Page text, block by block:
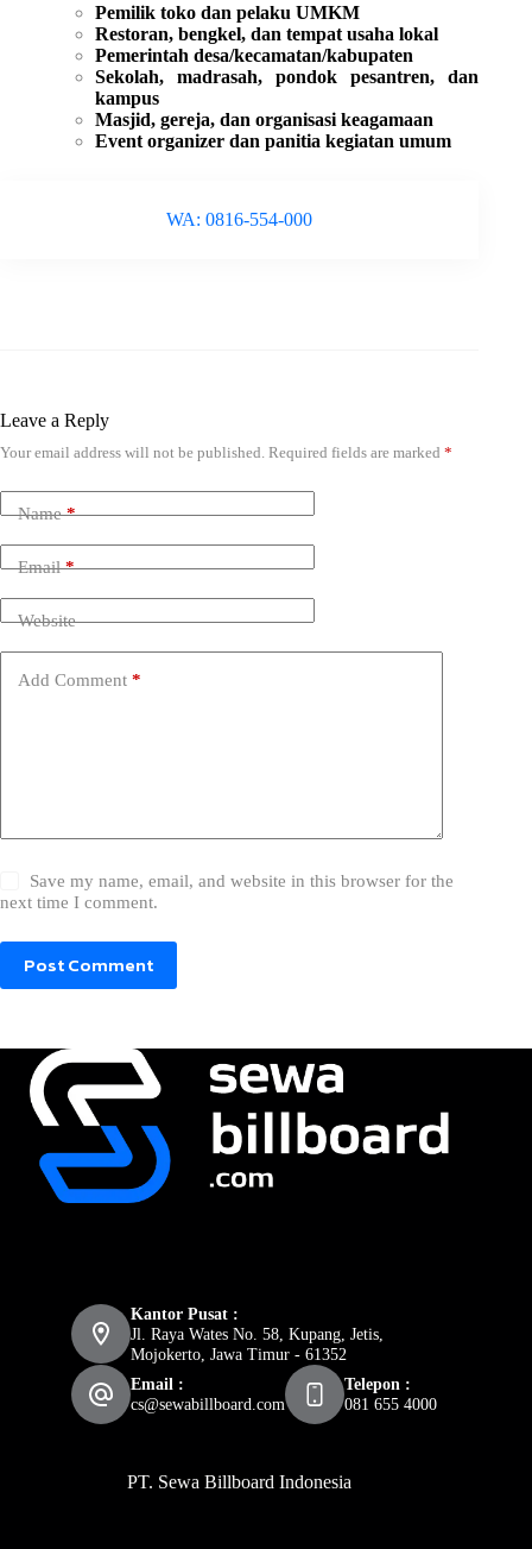
Pemilik toko dan pelaku UMKM
Restoran, bengkel, dan tempat usaha lokal
Pemerintah desa/kecamatan/kabupaten
Sekolah, madrasah, pondok pesantren, dan
kampus
Masjid, gereja, dan organisasi keagamaan
Event organizer dan panitia kegiatan umum
WA: 0816-554-000
Leave a Reply
Your email address will not be published. Required fields are marked *
Name*
Email*
Website
Add Comment *
Save my name, email, and website in this browser for the
next time I comment.
Post Comment
Kantor Pusat :
Jl. Raya Wates No. 58, Kupang, Jetis,
Mojokerto, Jawa Timur - 61352
Email :
cs@sewabillboard.com
Telepon :
081 655 4000
PT. Sewa Billboard Indonesia